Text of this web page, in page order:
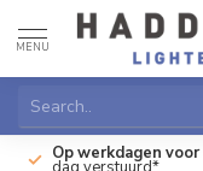
MENU
Op werkdagen